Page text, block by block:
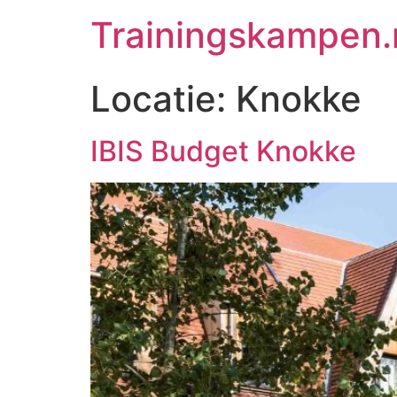
Locatie: Knokke
IBIS Budget Knokke